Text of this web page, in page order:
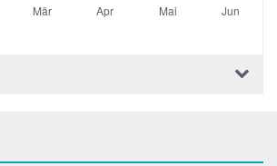
Mär Apr Mai
Jun